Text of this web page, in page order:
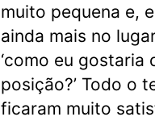
muito pequena e,
ainda mais no
‘como eu gostaria
posição?’ Todo o
ficaram muito